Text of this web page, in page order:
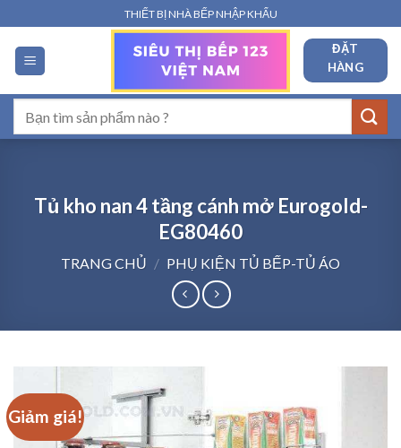
qua
nội
dung
THIẾT BỊ NHÀ BẾP NHẬP KHẨU
ĐẶT
HÀNG
kiếm:
Tủ kho nan 4 tầng cánh mở Eurogold-
EG80460
TRANG CHỦ / PHỤ KIỆN TỦ BẾP-TỦ ÁO
Giảm giá!